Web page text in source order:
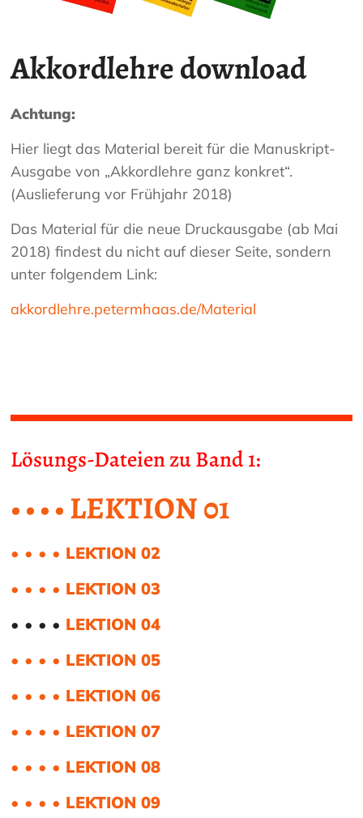
Akkordlehre download
Achtung:
Hier liegt das Material bereit für die Manuskript-
Ausgabe von „Akkordlehre ganz konkret“.
(Auslieferung vor Frühjahr 2018)
Das Material für die neue Druckausgabe (ab Mai
2018) findest du nicht auf dieser Seite, sondern
unter folgendem Link:
akkordlehre.petermhaas.de/Material
Lösungs-Dateien zu Band 1:
• • • • LEKTION 01
• • • • LEKTION 02
• • • • LEKTION 03
• • • • LEKTION 04
• • • • LEKTION 05
• • • • LEKTION 06
• • • • LEKTION 07
• • • • LEKTION 08
• • • • LEKTION 09